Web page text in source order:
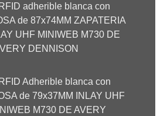
adherible blanca con
de 87x74MM ZAPATERIA
UHF MINIWEB M730 DE
DENNISON
Adherible blanca con
de 79x37MM INLAY UHF
M730 DE AVERY